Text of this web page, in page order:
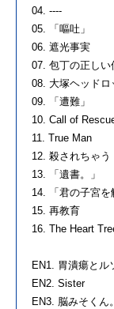
04. ----
05. 「嘔吐」
06. 遮光事実
07. 包丁の正しい
08. 大塚ヘッドロ
09. 「遭難」
10. Call of
11. True Man
12. 殺されちゃう
13. 「遺書。」
14. 「君の子宮を
15. 再教育
16. The Heart
EN1. 胃潰瘍とル
EN2. Sister
EN3. 脳みそくん。